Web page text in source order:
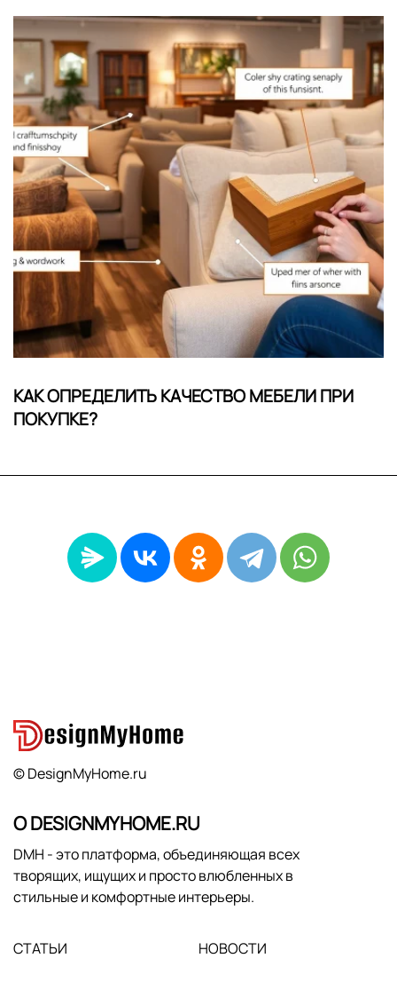
КАК ОПРЕДЕЛИТЬ КАЧЕСТВО МЕБЕЛИ ПРИ
ПОКУПКЕ?
© DesignMyHome.ru
О DESIGNMYHOME.RU
DMH - это платформа, объединяющая всех
творящих, ищущих и просто влюбленных в
стильные и комфортные интерьеры.
СТАТЬИ НОВОСТИ